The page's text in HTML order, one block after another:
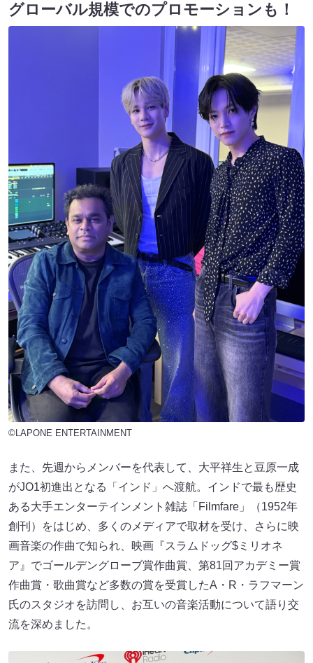
グローバル規模でのプロモーションも！
©LAPONE ENTERTAINMENT
また、先週からメンバーを代表して、大平祥生と豆原一成
がJO1初進出となる「インド」へ渡航。インドで最も歴史
ある大手エンターテインメント雑誌「Filmfare」（1952年
創刊）をはじめ、多くのメディアで取材を受け、さらに映
画音楽の作曲で知られ、映画『スラムドッグ$ミリオネ
ア』でゴールデングローブ賞作曲賞、第81回アカデミー賞
作曲賞・歌曲賞など多数の賞を受賞したA・R・ラフマーン
氏のスタジオを訪問し、お互いの音楽活動について語り交
流を深めました。